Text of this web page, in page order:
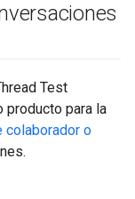
Test
producto para la
colaborador o